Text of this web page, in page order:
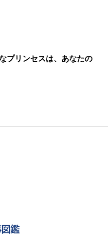
プリンセスは、あなたの